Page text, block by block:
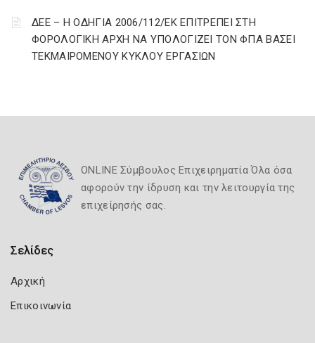
ΔΕΕ – Η ΟΔΗΓΙΑ 2006/112/ΕΚ ΕΠΙΤΡΕΠΕΙ ΣΤΗ
ΦΟΡΟΛΟΓΙΚΗ ΑΡΧΗ ΝΑ ΥΠΟΛΟΓΙΖΕΙ ΤΟΝ ΦΠΑ ΒΑΣΕΙ
ΤΕΚΜΑΙΡΟΜΕΝΟΥ ΚΥΚΛΟΥ ΕΡΓΑΣΙΩΝ
ONLINE Σύμβουλος Επιχειρηματία Όλα όσα
αφορούν την ίδρυση και την λειτουργία της
επιχείρησής σας.
Σελίδες
Αρχική
Επικοινωνία